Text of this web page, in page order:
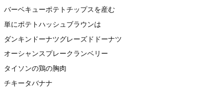
バーベキューポテトチップスを産む
単にポテトハッシュブラウンは
ダンキンドーナツグレーズドドーナツ
オーシャンスプレークランベリー
タイソンの鶏の胸肉
チキータバナナ